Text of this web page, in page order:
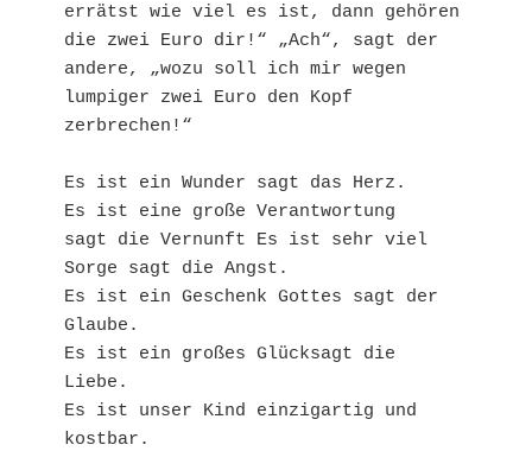
errätst wie viel es ist, dann gehören
die zwei Euro dir!“ „Ach“, sagt der
andere, „wozu soll ich mir wegen
lumpiger zwei Euro den Kopf
zerbrechen!“
Es ist ein Wunder sagt das Herz.
Es ist eine große Verantwortung
sagt die Vernunft Es ist sehr viel
Sorge sagt die Angst.
Es ist ein Geschenk Gottes sagt der
Glaube.
Es ist ein großes Glücksagt die
Liebe.
Es ist unser Kind einzigartig und
kostbar.